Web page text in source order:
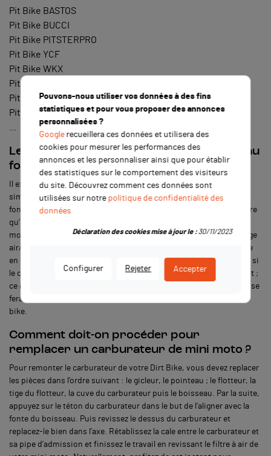
Pit Bike BASTOS
Pit Bike BUCCI
Pit Bike PITSTERPRO
Pit Bike YCF
Pit Bike WKX
Pit Bike APOLLO
Pit Bike GUNSHOT
Pit Bike CRZ
Le carburateur est une pièce essentielle au
fonctionnement du moteur une pit bike !
Il existe des pièces de dirt bike dont leur fonctionnement est très
simple car il ne possède qu’une seule tâche à faire, qu’une seule
fonction et c’est le cas du carburateur. Néanmoins, il est nécessaire
qu’il soit en parfait état afin d’assurer le bon fonctionnement du
moteur. En effet, le carburateur est présent pour réaliser le mélange
air/essence. Par la suite, ce mélange sera acheminé vers la culasse
en circulant dans la pipe d’admission. Ainsi, vous comprenez que si
le carburateur est défectueux, le mélange fourni ne sera pas parfait ;
ce qui fait que la combustion ne sera pas de bonne qualité et cela se
fera ressentir au niveau du moteur et donc néfaste pour une pit
bike.
Comment doit-on procéder pour
remplacer un carburateur de mini moto ?
Pour remonter le carburateur de votre Dirt Bike, vous devez replacer
les pièces dans l’ordre suivant : le gicleur, le pointeau ; le flotteur, la
tige du flotteur, la cuve du carburateur puis le boisseau. Par la suite,
appuyez sur le téton du carburateur dans le but de l’aligner avec la
fonte du boisseau. Puis revissez le dessus du carburateur et
replacez-le bien dans l’axe. Rétablissez la cale entre le carburateur et
sa pipe d’admission et finissez le travail en revissant le filtre à air de
Pouvons-nous utiliser vos données à des fins
statistiques et pour vous proposer des annonces
personnalisées ?
Googlerecueillera ces données et utilisera des
cookies pour mesurer les performances des
annonces et les personnaliser ainsi que pour établir
des statistiques sur le comportement des visiteurs
du site. Découvrez comment ces données sont
utilisées sur notre politique de confidentialité des
données
Configurer Rejeter Accepter
Déclaration des cookies mise à jour le :30/11/2023